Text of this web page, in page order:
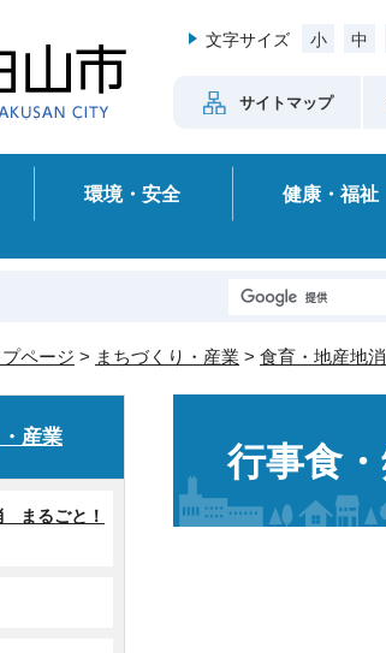
文字サイズ 小 中
サイトマップ
環境・安全 健康・福祉
プページ > まちづくり・産業 > 食育・地産地
行事食
産業
まるごと！